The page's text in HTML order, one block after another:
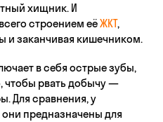
хищник. И
строением еёЖКТ,
и заканчивая кишечником.
в себя острые зубы,
чтобы рвать добычу —
Для сравнения, у
предназначены для